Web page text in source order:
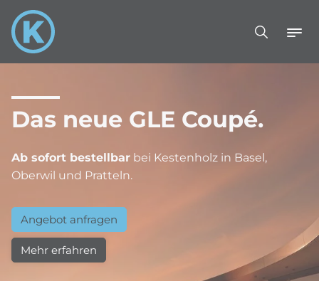
Das neue GLE Coupé.
Ab sofort bestellbar bei Kestenholz in Basel,
Oberwil und Pratteln.
Angebot anfragen
Mehr erfahren